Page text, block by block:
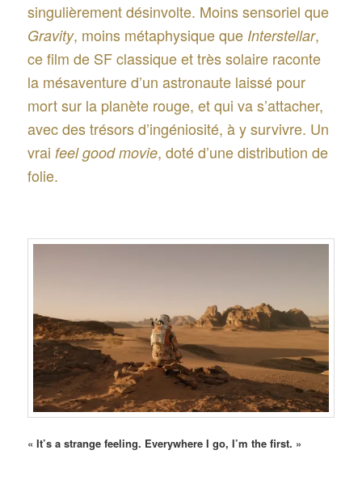
singulièrement désinvolte. Moins sensoriel que
Gravity, moins métaphysique que Interstellar,
ce film de SF classique et très solaire raconte
la mésaventure d’un astronaute laissé pour
mort sur la planète rouge, et qui va s’attacher,
avec des trésors d’ingéniosité, à y survivre. Un
vrai feel good movie, doté d’une distribution de
folie.
« It’s a strange feeling. Everywhere I go, I’m the first. »